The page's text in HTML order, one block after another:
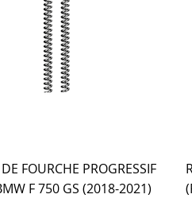
FOURCHE PROGRESSIF
F 750 GS (2018-2021)